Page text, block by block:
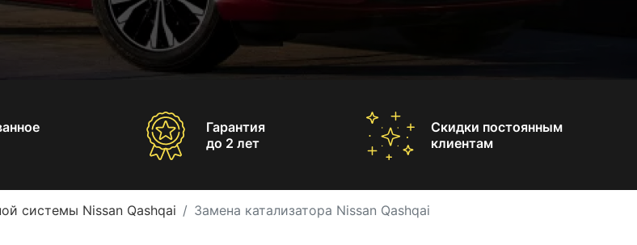
Гарантия
до 2 лет
Скидки постоянным
клиентам
системы Nissan Qashqai Замена катализатора Nissan Qashqai